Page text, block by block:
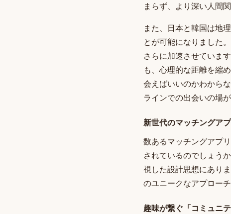
まらず、より深い人間
また、日本と韓国は地
とが可能になりました
さらに加速させていま
も、心理的な距離を縮
会えばいいのかわから
ラインでの出会いの場
新世代のマッチングア
数あるマッチングアプ
されているのでしょう
視した設計思想にあり
のユニークなアプロー
趣味が繋ぐ「コミュニ